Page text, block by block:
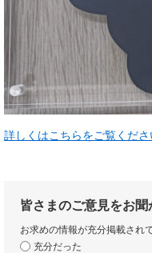
詳しくはこちらをご覧くださ
皆さまのご意見をお
お求めの情報が充分掲載され
充分だった